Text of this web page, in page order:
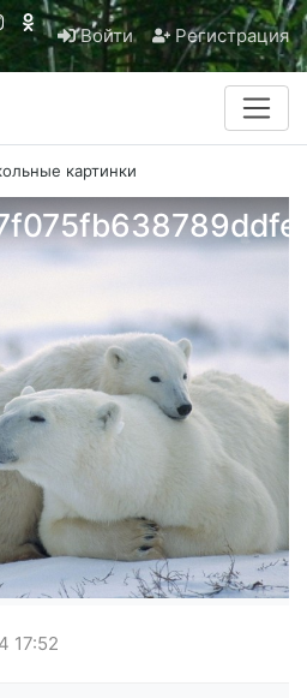
Войти Регистрация
картинки
17:52